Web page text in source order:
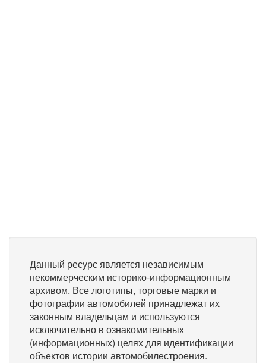
Данный ресурс является независимым
некоммерческим историко-информационным
архивом. Все логотипы, торговые марки и
фотографии автомобилей принадлежат их
законным владельцам и используются
исключительно в ознакомительных
(информационных) целях для идентификации
объектов истории автомобилестроения.